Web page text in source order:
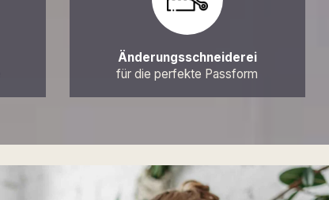
Änderungsschneiderei
für die perfekte Passform